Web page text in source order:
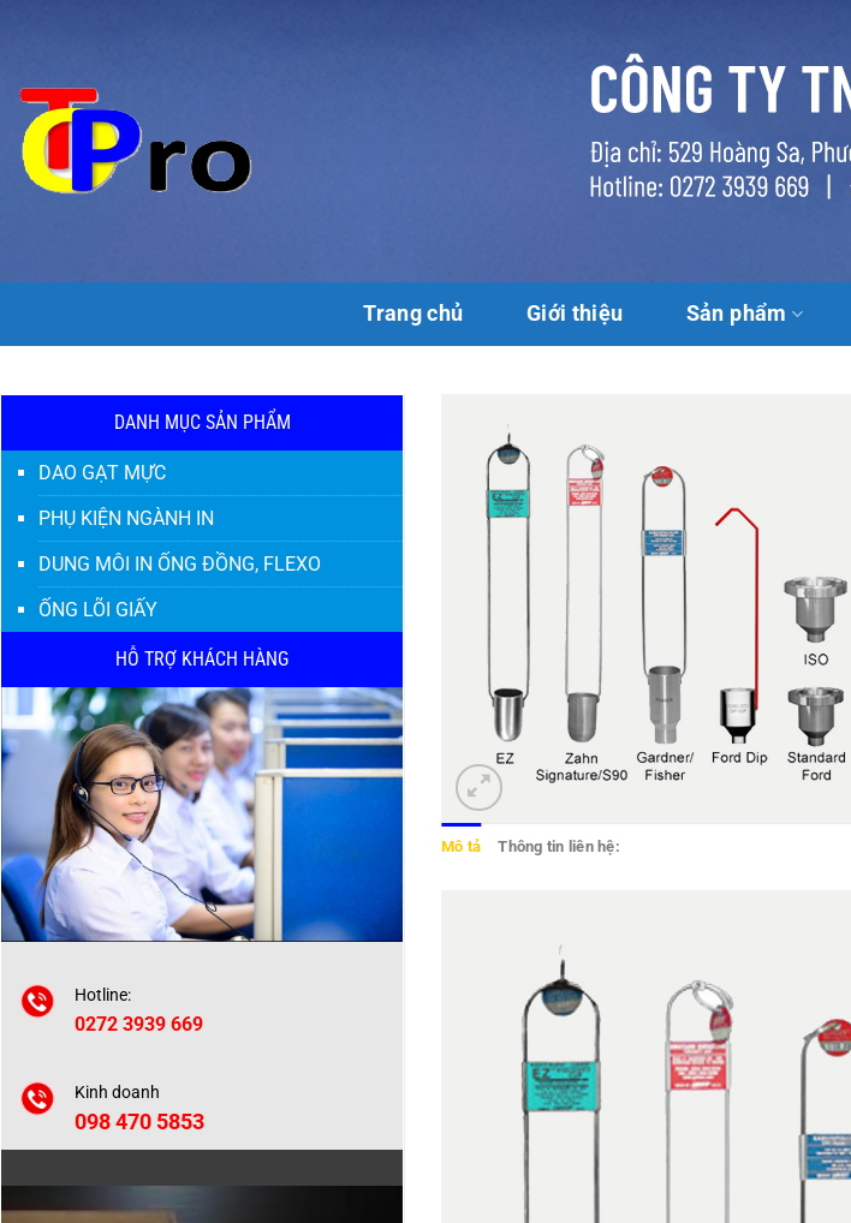
dung
Trang chủ Giới thiệu Sản phẩm
DANH MỤC SẢN PHẨM
DAO GẠT MỰC
PHỤ KIỆN NGÀNH IN
DUNG MÔI IN ỐNG ĐỒNG, FLEXO
ỐNG LÕI GIẤY
HỖ TRỢ KHÁCH HÀNG
Hotline:
0272 3939 669
Kinh doanh
098 470 5853
Mô tả Thông tin liên hệ: